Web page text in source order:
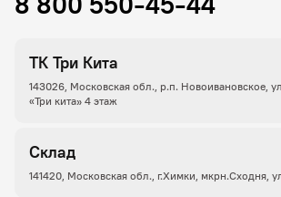
ТК Три Кита
143026, Московская обл., р.п. Новоивановское,
«Три кита» 4 этаж
Склад
141420, Московская обл., г.Химки, мкрн.Сходня,